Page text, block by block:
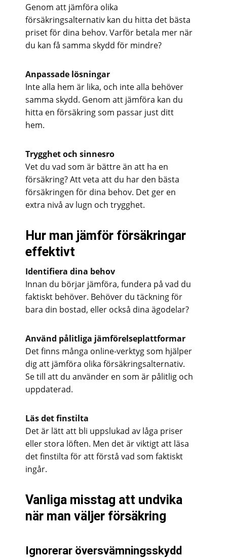
Genom att jämföra olika
försäkringsalternativ kan du hitta det bästa
priset för dina behov. Varför betala mer när
du kan få samma skydd för mindre?
Anpassade lösningar
Inte alla hem är lika, och inte alla behöver
samma skydd. Genom att jämföra kan du
hitta en försäkring som passar just ditt
hem.
Trygghet och sinnesro
Vet du vad som är bättre än att ha en
försäkring? Att veta att du har den bästa
försäkringen för dina behov. Det ger en
extra nivå av lugn och trygghet.
Hur man jämför försäkringar
effektivt
Identifiera dina behov
Innan du börjar jämföra, fundera på vad du
faktiskt behöver. Behöver du täckning för
bara din bostad, eller också dina ägodelar?
Använd pålitliga jämförelseplattformar
Det finns många online-verktyg som hjälper
dig att jämföra olika försäkringsalternativ.
Se till att du använder en som är pålitlig och
uppdaterad.
Läs det finstilta
Det är lätt att bli uppslukad av låga priser
eller stora löften. Men det är viktigt att läsa
det finstilta för att förstå vad som faktiskt
ingår.
Vanliga misstag att undvika
när man väljer försäkring
Ignorerar översvämningsskydd